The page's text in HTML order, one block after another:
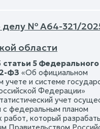
делу № А64-321/
области
статьи 5 Федерального
ФЗ «Об официальном
учете и системе
Федерации»
учет
с федеральным планом
работ, который
Правительством